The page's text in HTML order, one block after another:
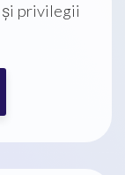
privilegii